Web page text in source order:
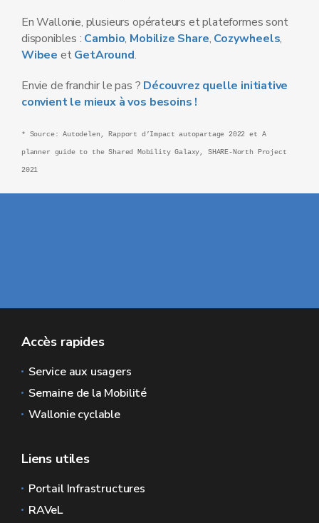
En Wallonie, plusieurs opérateurs et plateformes sont
disponibles : Cambio, Mobilize Share, Cozywheels,
Wibee etGetAround.
Envie de franchir le pas ? Découvrez quelle initiative
convient le mieux à vos besoins !
* Source: Autodelen, Rapport d’Impact autopartage 2022 et A
planner guide to the Shared Mobility Galaxy, SHARE-North Project
2021
Accès rapides
Service aux usagers
Semaine de la Mobilité
Wallonie cyclable
Liens utiles
Portail Infrastructures
RAVeL